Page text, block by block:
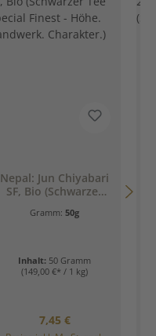
Nepal: Jun Chiyabari
SF, Bio (Schwarzer
Höhe. Handwerk.
Gramm: 50g
Inhalt: 50 Gramm
(149,00 €* / 1 kg)
Regulärer Preis:
7,45 €